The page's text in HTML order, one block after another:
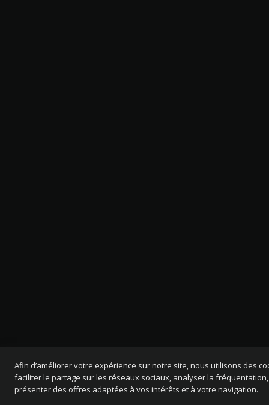
Afin d’améliorer votre expérience sur notre site, nous utilisons des
faciliter le partage sur les réseaux sociaux, analyser la
présenter des offres adaptées à vos intérêts et à votre navigation.